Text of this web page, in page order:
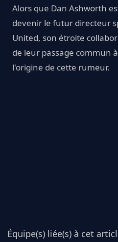
Alors que Dan Ashworth
devenir le futur directeur
United, son étroite
de leur passage commun
l'origine de cette rumeur.
Équipe(s) liée(s) à cet